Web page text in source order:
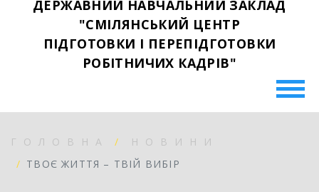
ДЕРЖАВНИЙ НАВЧАЛЬНИЙ ЗАКЛАД
"СМІЛЯНСЬКИЙ ЦЕНТР
ПІДГОТОВКИ І ПЕРЕПІДГОТОВКИ
РОБІТНИЧИХ КАДРІВ"
ГОЛОВНА
НОВИНИ
ТВОЄ ЖИТТЯ – ТВІЙ ВИБІР